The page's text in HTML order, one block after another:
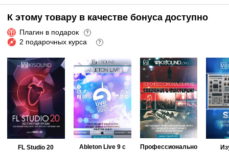
К этому товару в качестве бонуса доступно
Плагин в подарок ?
2 подарочных курса ?
FL Studio 20
Ableton Live 9 с
Профессионально